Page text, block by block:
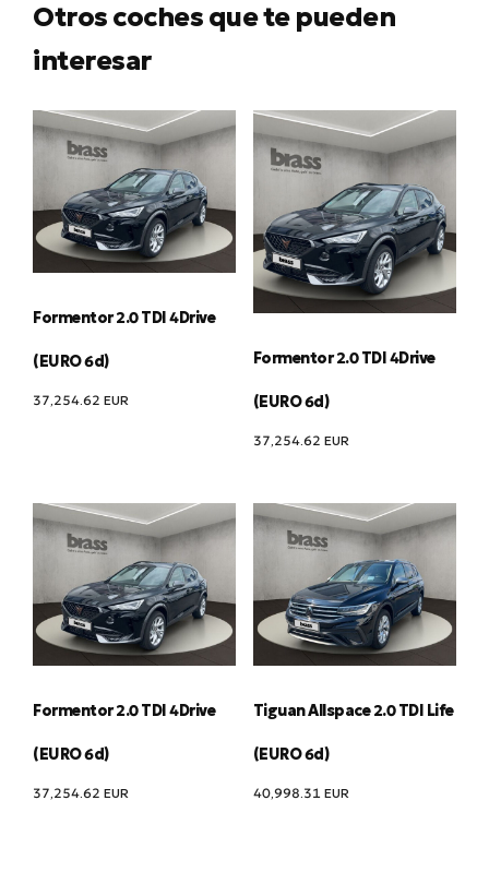
Otros coches que te pueden
interesar
Formentor 2.0 TDI 4Drive
(EURO 6d)
37,254.62 EUR
Formentor 2.0 TDI 4Drive
(EURO 6d)
37,254.62 EUR
Formentor 2.0 TDI 4Drive
(EURO 6d)
37,254.62 EUR
Tiguan Allspace 2.0 TDI Life
(EURO 6d)
40,998.31 EUR